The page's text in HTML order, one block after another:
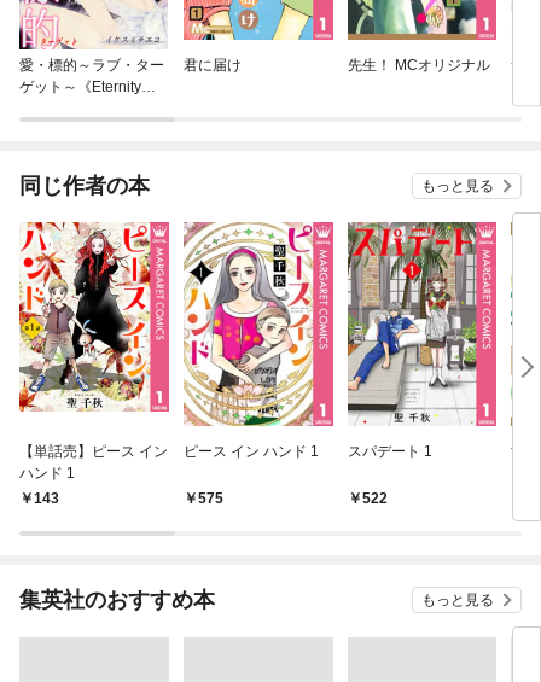
愛・標的～ラブ・ター
ゲット～《Eternity》
君に届け 先生！ MCオリジナル サ
同じ作者の本 もっと見る
【単話売】ピース イン
ハンド 1
143
ピース イン ハンド 1
575
スパデート 1
522
す
集英社のおすすめ本 もっと見る